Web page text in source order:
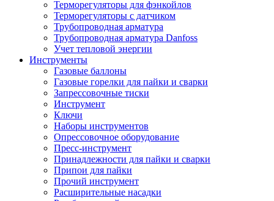
Терморегуляторы для фэнкойлов
Терморегуляторы с датчиком
Трубопроводная арматура
Трубопроводная арматура Danfoss
Учет тепловой энергии
Инструменты
Газовые баллоны
Газовые горелки для пайки и сварки
Запрессовочные тиски
Инструмент
Ключи
Наборы инструментов
Опрессовочное оборудование
Пресс-инструмент
Принадлежности для пайки и сварки
Припои для пайки
Прочий инструмент
Расширительные насадки